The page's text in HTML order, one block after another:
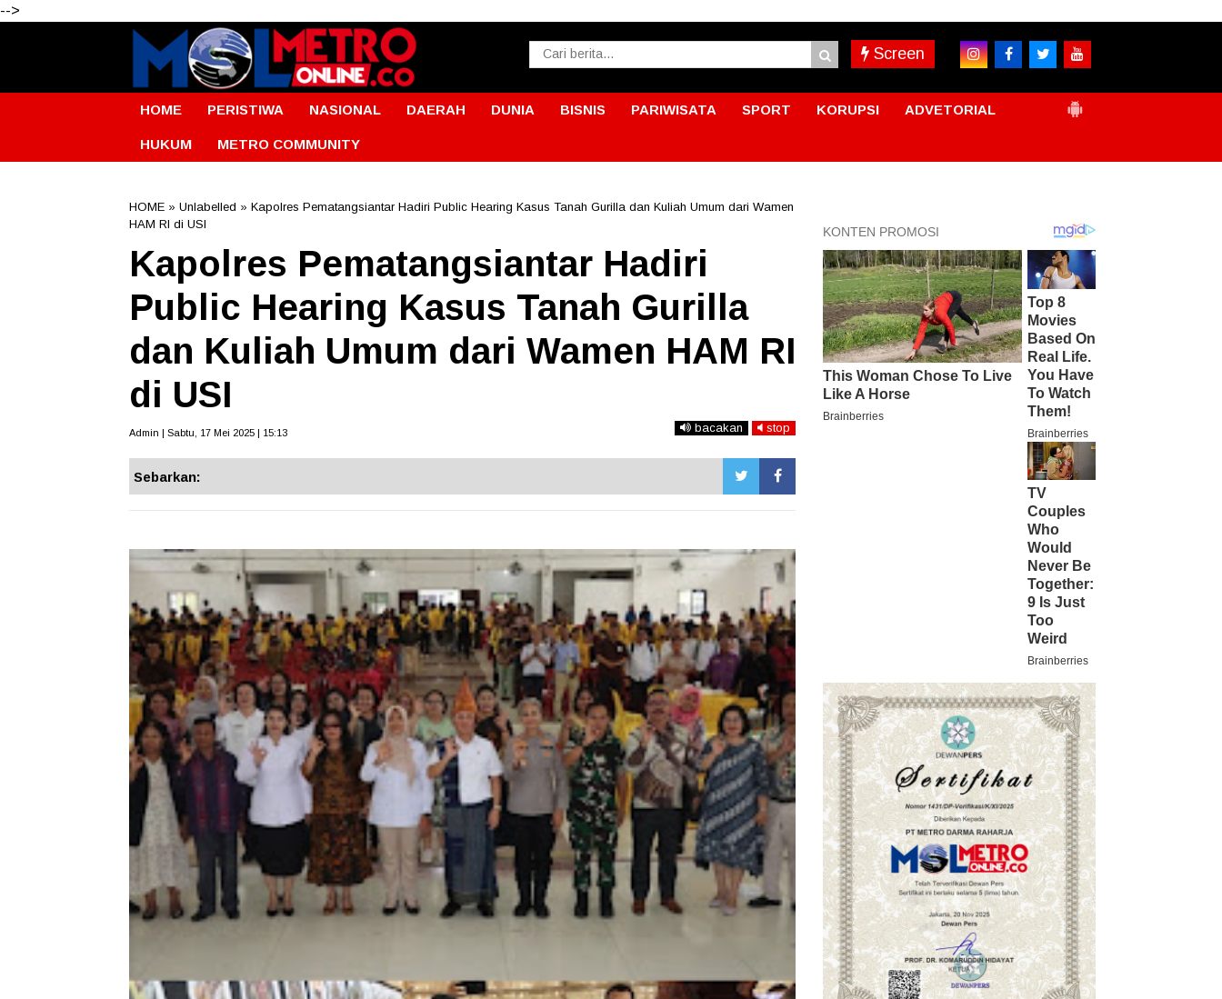
-->
Screen
HOME PERISTIWA NASIONAL DAERAH DUNIA BISNIS PARIWISATA SPORT KORUPSI ADVETORIAL
HUKUM METRO COMMUNITY
HOME » Unlabelled » Kapolres Pematangsiantar Hadiri Public Hearing Kasus Tanah Gurilla dan Kuliah Umum dari Wamen
HAM RI di USI
Kapolres Pematangsiantar Hadiri
Public Hearing Kasus Tanah Gurilla
dan Kuliah Umum dari Wamen HAM RI
di USI
Admin | Sabtu, 17 Mei 2025 | 15:13 bacakan stop
Sebarkan: